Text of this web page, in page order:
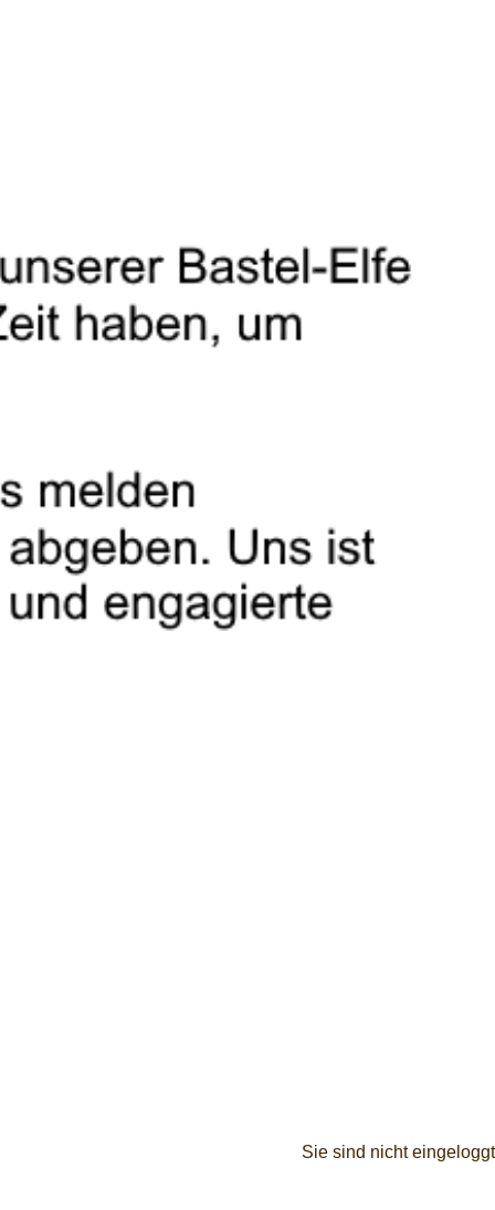
Sie sind nicht eingeloggt